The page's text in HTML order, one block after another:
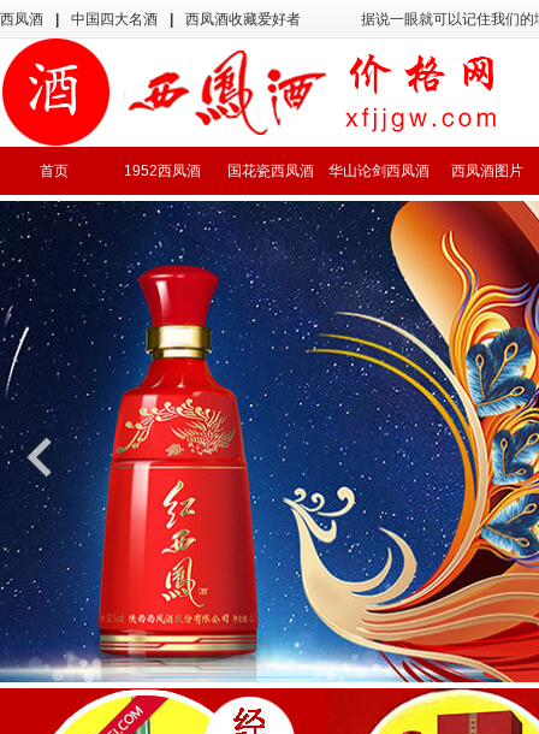
西凤酒 中国四大名酒 西凤酒收藏爱好者 据说一眼就可以记住我们
首页 1952西凤酒 国花瓷西凤酒 华山论剑西凤酒 西凤酒图片